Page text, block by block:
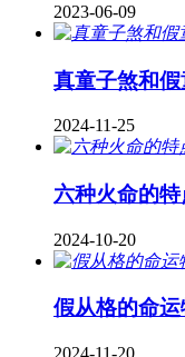
2023-06-09
真童子煞和假
2024-11-25
六种火命的
2024-10-20
假从格的命运